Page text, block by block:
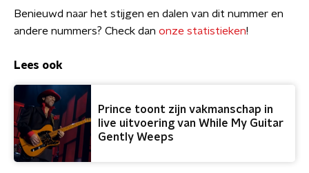
Benieuwd naar het stijgen en dalen van dit nummer en
andere nummers? Check dan onze statistieken!
Lees ook
Prince toont zijn vakmanschap in
live uitvoering van While My Guitar
Gently Weeps